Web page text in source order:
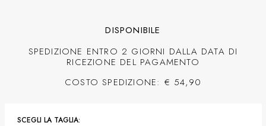
DISPONIBILE
SPEDIZIONE ENTRO 2 GIORNI DALLA DATA DI
RICEZIONE DEL PAGAMENTO
COSTO SPEDIZIONE: € 54,90
SCEGLI LA TAGLIA: